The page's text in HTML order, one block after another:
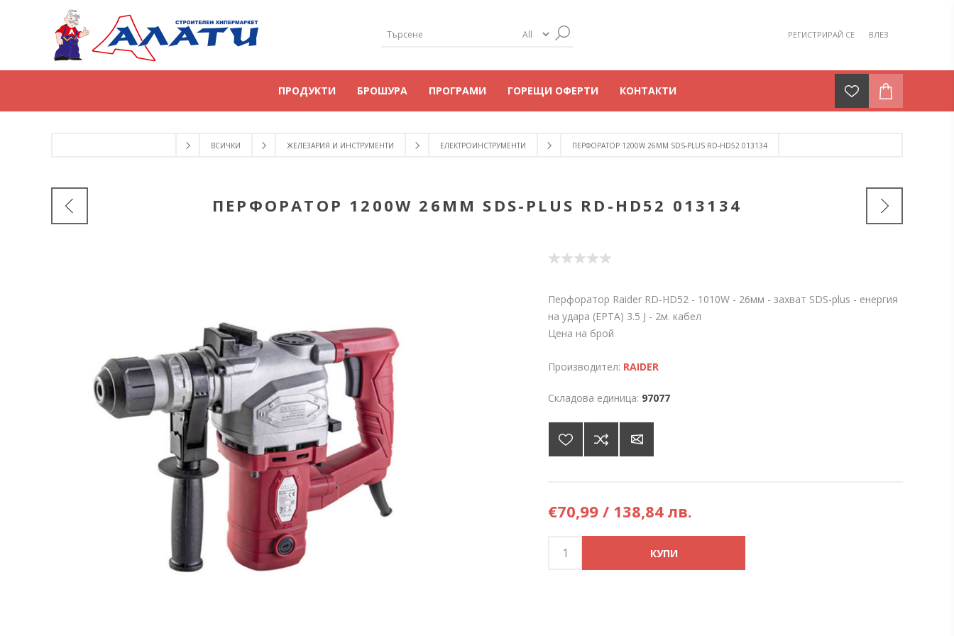
РЕГИСТРИРАЙ СЕ ВЛЕЗ
ПРОДУКТИ БРОШУРА ПРОГРАМИ ГОРЕЩИ ОФЕРТИ КОНТАКТИ
ВСИЧКИ ЖЕЛЕЗАРИЯ И ИНСТРУМЕНТИ ЕЛЕКТРОИНСТРУМЕНТИ ПЕРФОРАТОР 1200W 26ММ SDS-PLUS RD-HD52 013134
ПЕРФОРАТОР 1200W 26ММ SDS-PLUS RD-HD52 013134
Перфоратор Raider RD-HD52 - 1010W - 26мм - захват SDS-plus - енергия
на удара (EPTA) 3.5 J - 2м. кабел
Цена на брой
Производител: RAIDER
Складова единица: 97077
€70,99 / 138,84 лв.